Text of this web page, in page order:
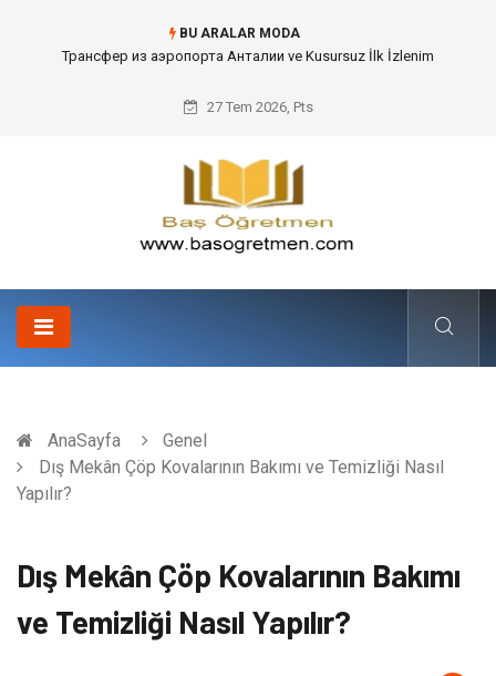
BU ARALAR MODA
Kafes Sandık ve Peyzaj Mimarisinde Dev Bitkilerin Transferi
27 Tem 2026, Pts
AnaSayfa
Genel
Dış Mekân Çöp Kovalarının Bakımı ve Temizliği Nasıl
Yapılır?
Dış Mekân Çöp Kovalarının Bakımı
ve Temizliği Nasıl Yapılır?